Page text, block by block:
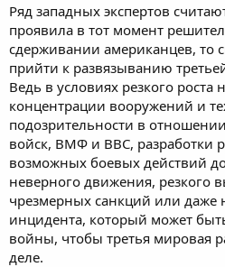
Ряд западных экспертов
проявила в тот момент
сдерживании американцев, то
прийти к развязыванию
Ведь в условиях резкого роста
концентрации вооружений и
подозрительности в
войск, ВМФ и ВВС, разработки
возможных боевых действий
неверного движения, резкого
чрезмерных санкций или даже
инцидента, который может
войны, чтобы третья мировая
деле.